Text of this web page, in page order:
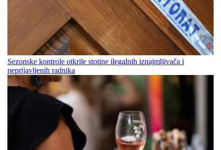
Sezonske kontrole otkrile stotine ilegalnih iznajmljivača i
neprijavljenih radnika